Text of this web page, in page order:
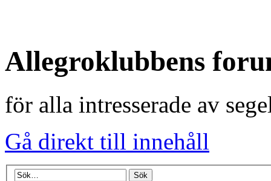
Allegroklubbens
för alla intresserade av
Gå direkt till innehåll